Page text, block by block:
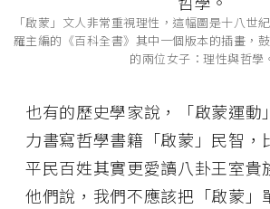
「啟蒙」文人非常重視理性，這幅圖是十八世
羅主編的《百科全書》其中一個版本的插畫，
的兩位女子：理性與哲學
也有的歷史學家說，「啟蒙運動
力書寫哲學書籍「啟蒙」民智，
平民百姓其實更愛讀八卦王室貴
他們說，我們不應該把「啟蒙」